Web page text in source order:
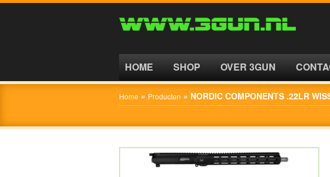
HOME SHOP OVER 3GUN
Home » Producten » NORDIC COMPONENTS .22LR